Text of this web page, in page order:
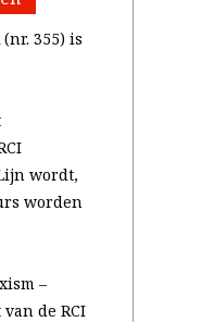
355) is
wordt,
worden
–
de RCI